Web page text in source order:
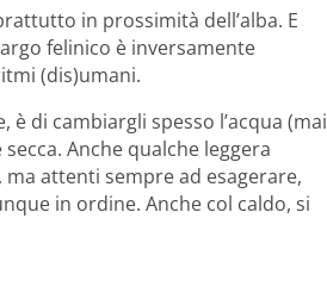
in prossimità dell’alba. E
felinico è inversamente
(dis)umani.
di cambiargli spesso l’acqua (mai
Anche qualche leggera
attenti sempre ad esagerare,
in ordine. Anche col caldo, si